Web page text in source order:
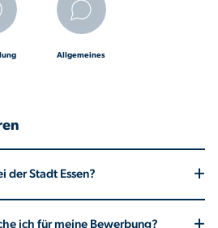
Allgemeines
der Stadt Essen? +
die entsprechende
ich für meine Bewerbung?